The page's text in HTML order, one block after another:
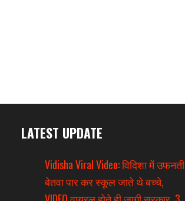
LATEST UPDATE
Vidisha Viral Video: विदिशा में उफनती
बेतवा पार कर स्कूल जाते थे बच्चे,